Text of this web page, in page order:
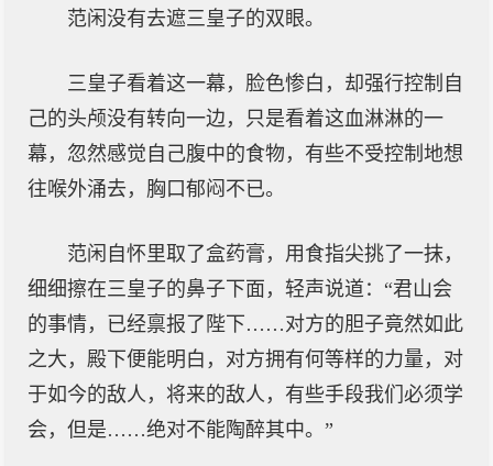
范闲没有去遮三皇子的双眼。
三皇子看着这一幕，脸色惨白，却强行控制自
己的头颅没有转向一边，只是看着这血淋淋的一
幕，忽然感觉自己腹中的食物，有些不受控制地想
往喉外涌去，胸口郁闷不已。
范闲自怀里取了盒药膏，用食指尖挑了一抹，
细细擦在三皇子的鼻子下面，轻声说道：“君山会
的事情，已经禀报了陛下……对方的胆子竟然如此
之大，殿下便能明白，对方拥有何等样的力量，对
于如今的敌人，将来的敌人，有些手段我们必须学
会，但是……绝对不能陶醉其中。”